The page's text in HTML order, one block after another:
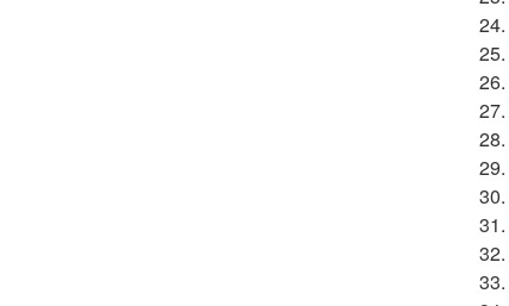
24.
25.
26.
27.
28.
29.
30.
31.
32.
33.